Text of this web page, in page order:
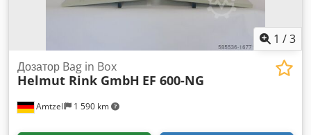
1 /3
Amtzell 1 590 km
Дозатор Bag in Box
Helmut Rink GmbH EF 600-NG